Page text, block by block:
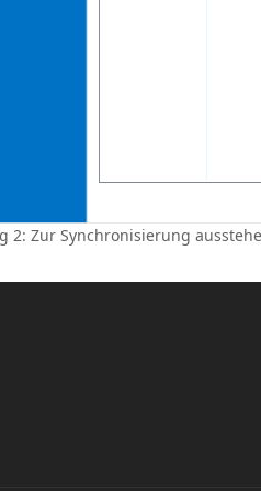
2: Zur Synchronisierung